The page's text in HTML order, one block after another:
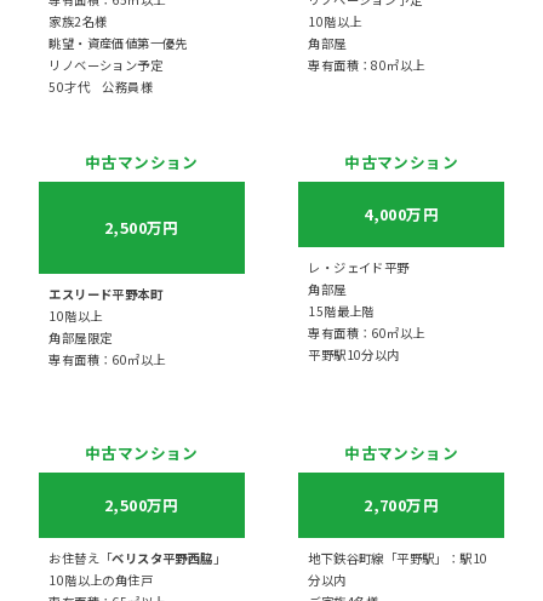
家族2名様
眺望・資産価値第一優先
リノベーション予定
50才代 公務員様
10階以上
角部屋
専有面積：80㎡以上
中古マンション
2,500万円
エスリード平野本町
10階以上
角部屋限定
専有面積：60㎡以上
中古マンション
4,000万円
レ・ジェイド平野
角部屋
15階最上階
専有面積：60㎡以上
平野駅10分以内
中古マンション
2,500万円
お住替え「ベリスタ平野西脇 」
10階以上の角住戸
中古マンション
2,700万円
地下鉄谷町線「平野駅」：駅10
分以内